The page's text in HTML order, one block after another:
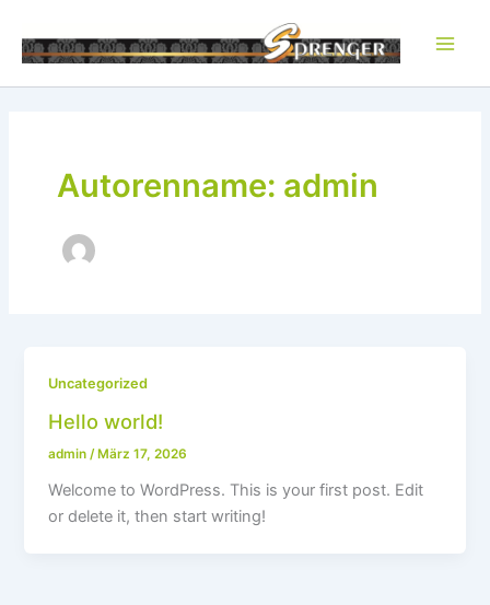
Inhalt
springen
Autorenname: admin
Uncategorized
Hello world!
admin/ März 17, 2026
Welcome to WordPress. This is your first post. Edit
or delete it, then start writing!